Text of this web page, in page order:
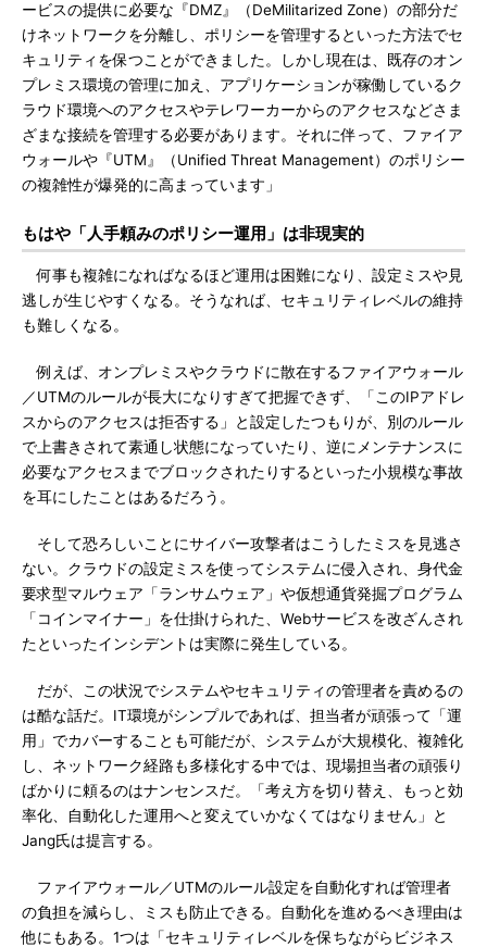
ービスの提供に必要な『DMZ』（DeMilitarized Zone）の部分だ
けネットワークを分離し、ポリシーを管理するといった方法でセ
キュリティを保つことができました。しかし現在は、既存のオン
プレミス環境の管理に加え、アプリケーションが稼働しているク
ラウド環境へのアクセスやテレワーカーからのアクセスなどさま
ざまな接続を管理する必要があります。それに伴って、ファイア
ウォールや『UTM』（Unified Threat Management）のポリシー
の複雑性が爆発的に高まっています」
もはや「人手頼みのポリシー運用」は非現実的
何事も複雑になればなるほど運用は困難になり、設定ミスや見
逃しが生じやすくなる。そうなれば、セキュリティレベルの維持
も難しくなる。
例えば、オンプレミスやクラウドに散在するファイアウォール
／UTMのルールが長大になりすぎて把握できず、「このIPアドレ
スからのアクセスは拒否する」と設定したつもりが、別のルール
で上書きされて素通し状態になっていたり、逆にメンテナンスに
必要なアクセスまでブロックされたりするといった小規模な事故
を耳にしたことはあるだろう。
そして恐ろしいことにサイバー攻撃者はこうしたミスを見逃さ
ない。クラウドの設定ミスを使ってシステムに侵入され、身代金
要求型マルウェア「ランサムウェア」や仮想通貨発掘プログラム
「コインマイナー」を仕掛けられた、Webサービスを改ざんされ
たといったインシデントは実際に発生している。
だが、この状況でシステムやセキュリティの管理者を責めるの
は酷な話だ。IT環境がシンプルであれば、担当者が頑張って「運
用」でカバーすることも可能だが、システムが大規模化、複雑化
し、ネットワーク経路も多様化する中では、現場担当者の頑張り
ばかりに頼るのはナンセンスだ。「考え方を切り替え、もっと効
率化、自動化した運用へと変えていかなくてはなりません」と
Jang氏は提言する。
ファイアウォール／UTMのルール設定を自動化すれば管理者
の負担を減らし、ミスも防止できる。自動化を進めるべき理由は
他にもある。1つは「セキュリティレベルを保ちながらビジネス